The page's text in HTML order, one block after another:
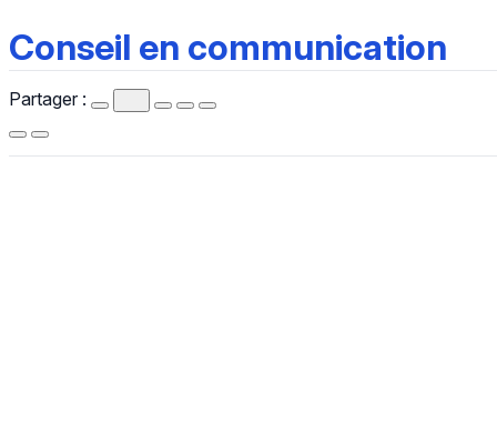
Conseil en communication
Partager :